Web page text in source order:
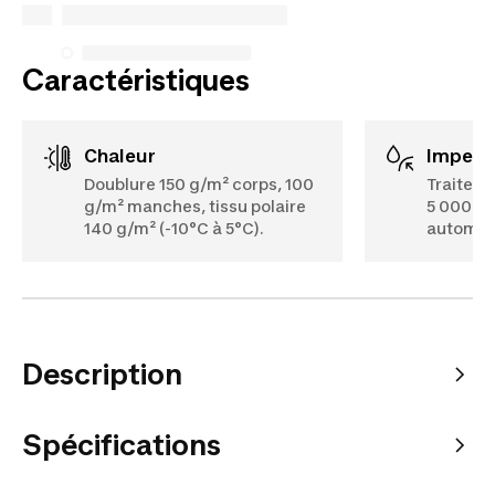
Caractéristiques
Chaleur
Doublure 150 g/m² corps, 100
g/m² manches, tissu polaire
140 g/m² (-10°C à 5°C).
5 000
Description
Spécifications